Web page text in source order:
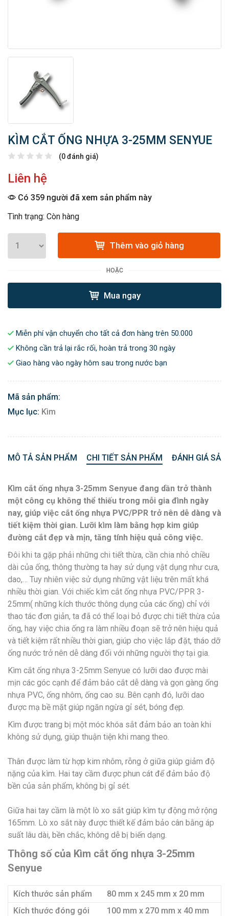
KÌM CẮT ỐNG NHỰA 3-25MM SENYUE
(0 đánh giá)
Liên hệ
Có 359 người đã xem sản phẩm này
Tình trạng: Còn hàng
Thêm vào giỏ hàng
HOẶC
Mua ngay
Miễn phí vận chuyển cho tất cả đơn hàng trên 50.000
Không cần trả lại rắc rối, hoàn trả trong 30 ngày
Giao hàng vào ngày hôm sau trong nước bạn
Mã sản phẩm:
Mục lục: Kìm
MÔ TẢ SẢN PHẨM CHI TIẾT SẢN PHẨM ĐÁNH GIÁ
Kìm cắt ống nhựa 3-25mm Senyue đang dần trở thành
một công cụ không thể thiếu trong mỗi gia đình ngày
nay, giúp việc cắt ống nhựa PVC/PPR trở nên dễ dàng và
tiết kiệm thời gian. Lưỡi kìm làm bằng hợp kim giúp
đường cắt đẹp và mịn, tăng tính hiệu quả công việc.
Đôi khi ta gặp phải những chi tiết thừa, cần chia nhỏ chiều
dài của ống, thông thường ta hay sử dụng vật dụng như cưa,
dao,… Tuy nhiên việc sử dụng những vật liệu trên mất khá
nhiều thời gian. Với chiếc kìm cắt ống nhựa PVC/PPR 3-
25mm( những kích thước thông dụng của các ống) chỉ với
thao tác đơn giản, ta đã có thể loại bỏ được chi tiết thừa của
ống, hay việc chia ống ra làm nhiều đoạn sẽ trở nên hiệu quả
và tiết kiệm rất nhiều thời gian, giúp cho việc lắp đặt, tháo dỡ
ống nước trở nên dễ dàng đối với những người thợ tại gia.
Kìm cắt ống nhựa 3-25mm Senyue có lưỡi dao được mài
mịn các góc cạnh để đảm bảo cắt dễ dàng và gọn gàng ống
nhựa PVC, ống nhôm, ống cao su. Bên cạnh đó, lưỡi dao
được mạ bề mặt giúp ngăn ngừa gỉ sét, bóng đẹp.
Kìm được trang bị một móc khóa sắt đảm bảo an toàn khi
không sử dụng, giúp thuận tiện khi mang theo.
Thân được làm từ hợp kim nhôm, rỗng ở giữa giúp giảm độ
nặng của kìm. Hai tay cầm được phun cát để đảm bảo độ
bền của sản phẩm, không bị gỉ sét.
Giữa hai tay cầm là một lò xo sắt giúp kìm tự động mở rộng
165mm. Lò xo sắt này được thiết kế đảm bảo cân bằng áp
suất lâu dài, bền chắc, không dễ bị biến dạng.
Thông số của Kìm cắt ống nhựa 3-25mm
Senyue
Kích thước sản phẩm
80 mm x 245 mm x 20 mm
Kích thước đóng gói
100 mm x 270 mm x 40 mm